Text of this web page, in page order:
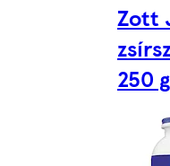
Zott
250 g